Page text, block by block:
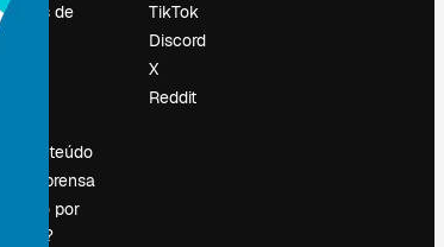
de
conteúdo
de imprensa
por
TikTok
Discord
X
Reddit